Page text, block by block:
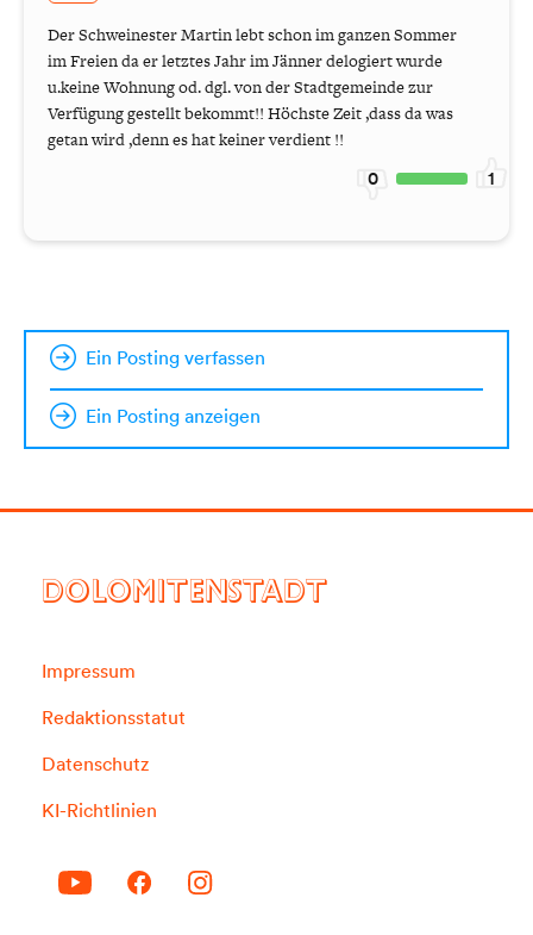
Der Schweinester Martin lebt schon im ganzen Sommer
im Freien da er letztes Jahr im Jänner delogiert wurde
u.keine Wohnung od. dgl. von der Stadtgemeinde zur
Verfügung gestellt bekommt!! Höchste Zeit ,dass da was
getan wird ,denn es hat keiner verdient !!
0 1
Ein Posting verfassen
Ein Posting anzeigen
DOLOMITENSTADT
Impressum
Redaktionsstatut
Datenschutz
KI-Richtlinien